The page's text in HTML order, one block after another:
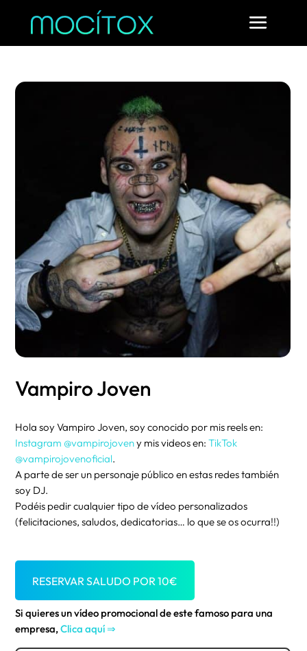
Vampiro Joven
Hola soy Vampiro Joven, soy conocido por mis reels en:
Instagram @vampirojoveny mis videos en:TikTok
@vampirojovenoficial.
A parte de ser un personaje público en estas redes también
soy DJ.
Podéis pedir cualquier tipo de vídeo personalizados
(felicitaciones, saludos, dedicatorias… lo que se os ocurra!!)
RESERVAR SALUDO POR10€
Si quieres un vídeo promocional de este famoso para una
empresa,Clica aquí ⇒